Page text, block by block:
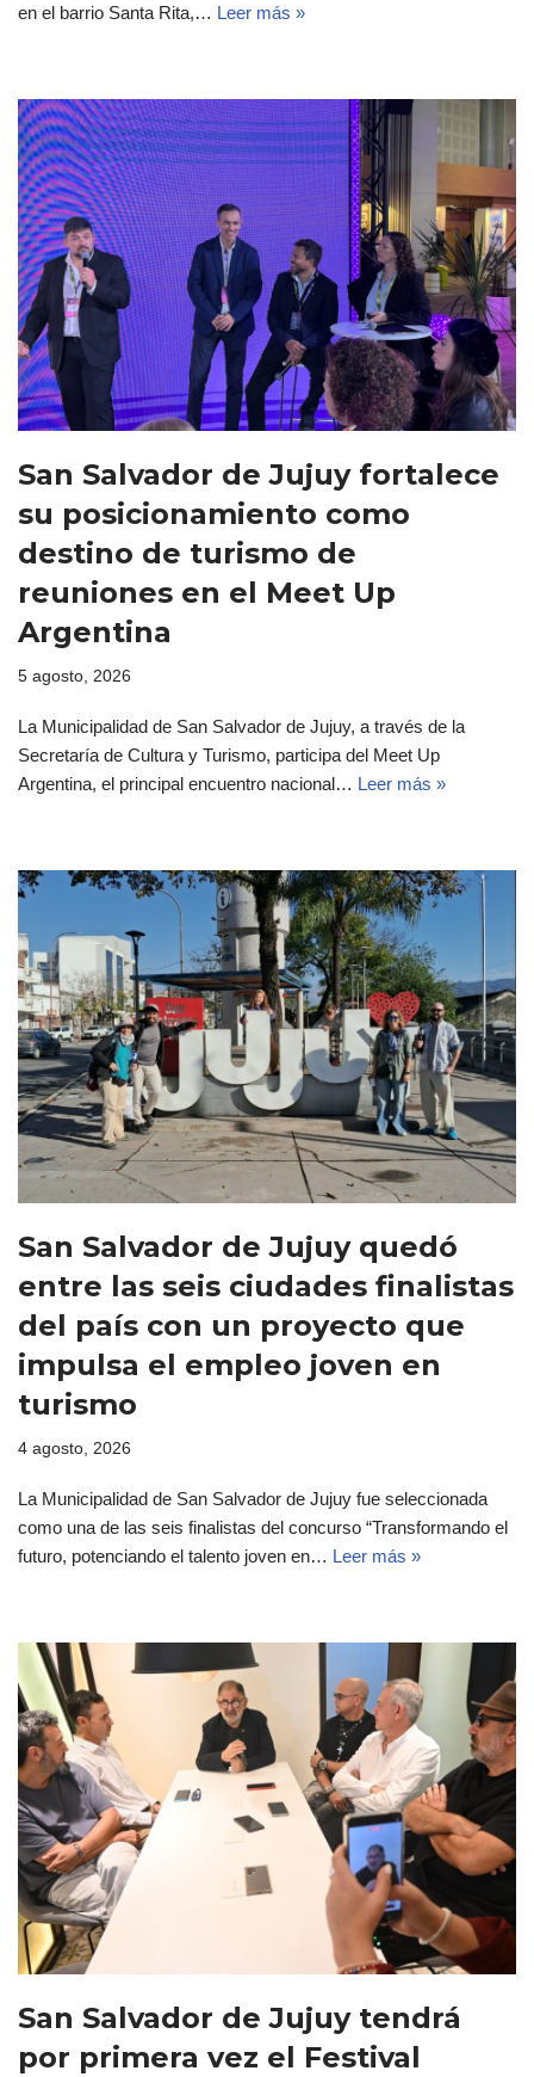
en el barrio Santa Rita,… Leer más »
San Salvador de Jujuy fortalece
su posicionamiento como
destino de turismo de
reuniones en el Meet Up
Argentina
5 agosto, 2026
La Municipalidad de San Salvador de Jujuy, a través de la
Secretaría de Cultura y Turismo, participa del Meet Up
Argentina, el principal encuentro nacional… Leer más »
San Salvador de Jujuy quedó
entre las seis ciudades finalistas
del país con un proyecto que
impulsa el empleo joven en
turismo
4 agosto, 2026
La Municipalidad de San Salvador de Jujuy fue seleccionada
como una de las seis finalistas del concurso “Transformando el
futuro, potenciando el talento joven en… Leer más »
San Salvador de Jujuy tendrá
por primera vez el Festival